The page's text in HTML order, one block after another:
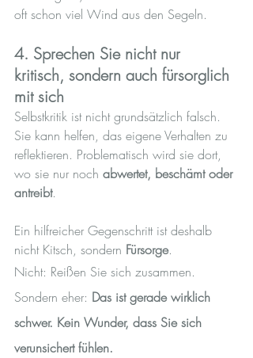
oft schon viel Wind aus den Segeln.
4. Sprechen Sie nicht nur
kritisch, sondern auch fürsorglich
mit sich
Selbstkritik ist nicht grundsätzlich falsch.
Sie kann helfen, das eigene Verhalten zu
reflektieren. Problematisch wird sie dort,
wo sie nur noch abwertet, beschämt oder
antreibt.
Ein hilfreicher Gegenschritt ist deshalb
nicht Kitsch, sondern Fürsorge.
Nicht: Reißen Sie sich zusammen.
Sondern eher: Das ist gerade wirklich
schwer. Kein Wunder, dass Sie sich
verunsichert fühlen.